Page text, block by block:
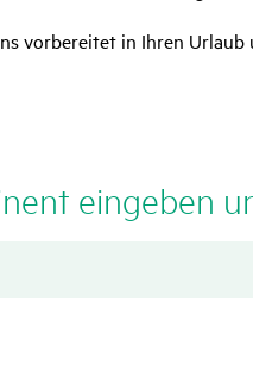
vorbereitet in Ihren
eingeben